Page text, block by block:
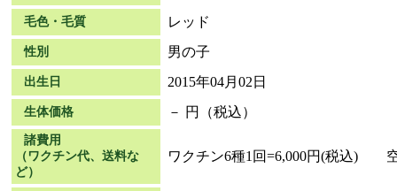
毛色・毛質 レッド
性別 男の子
出生日 2015年04月02日
生体価格 － 円（税込）
諸費用
（ワクチン代、送料な
ど）
ワクチン6種1回=6,000円(税込) 空